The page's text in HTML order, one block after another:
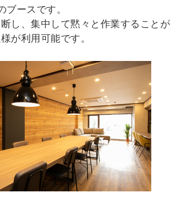
ブースです。
し、集中して黙々と作業することが
が利用可能です。